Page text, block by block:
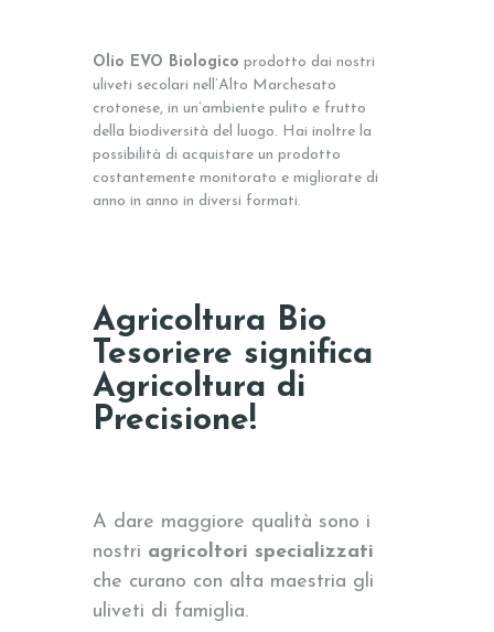
Olio EVO Biologico prodotto dai nostri
uliveti secolari nell’Alto Marchesato
crotonese, in un’ambiente pulito e frutto
della biodiversità del luogo. Hai inoltre la
possibilità di acquistare un prodotto
costantemente monitorato e migliorate di
anno in anno in diversi formati.
Agricoltura Bio
Tesoriere significa
Agricoltura di
Precisione!
A dare maggiore qualità sono i
nostri agricoltori specializzati
che curano con alta maestria gli
uliveti di famiglia.